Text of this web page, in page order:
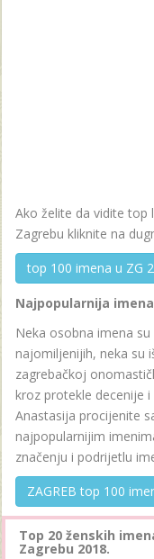
Ako želite da vidite top
Zagrebu kliknite na
top 100 imena u ZG
Najpopularnija
Neka osobna imena
najomiljenijih, neka su
zagrebačkoj
kroz protekle decenije
Anastasija procijenite
najpopularnijim
značenju i podrijetlu
ZAGREB top 100
Top 20 ženskih
Zagrebu 2018.